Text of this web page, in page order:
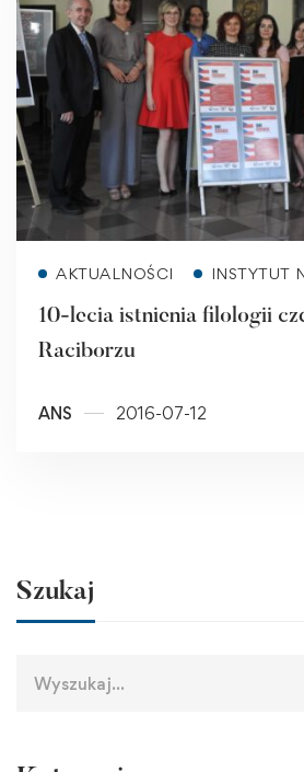
AKTUALNOŚCI INSTYTUT
10-lecia istnienia filologii
Raciborzu
ANS 2016-07-12
Szukaj